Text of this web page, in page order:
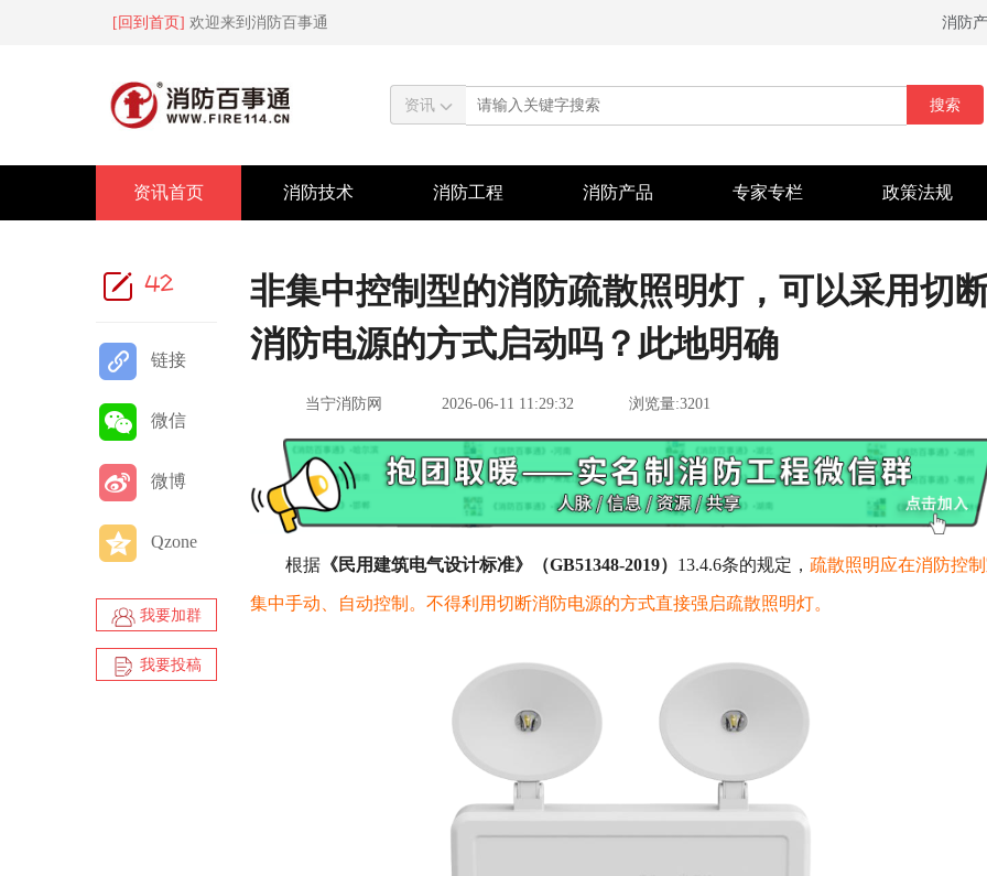
[回到首页] 欢迎来到消防百事通 消防
资讯 搜索
资讯首页 消防技术 消防工程 消防产品 专家专栏 政策法规
42
链接
微信
微博
Qzone
我要加群
我要投稿
非集中控制型的消防疏散照明灯，可以采用切
消防电源的方式启动吗？此地明确
当宁消防网 2026-06-11 11:29:32 浏览量:3201
根据 《民用建筑电气设计标准》（GB51348-2019） 13.4.6条的规定， 疏散照明应在消防控
集中手动、自动控制。不得利用切断消防电源的方式直接强启疏散照明灯。